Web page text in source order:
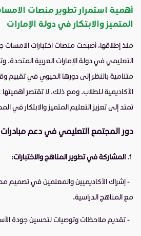
أهمية استمرار تطوير منصات
المتميز والابتكار في دولة الإمارات
منذ إطلاقها، أصبحت منصات اختبارات الامسات
التعليمي في دولة الإمارات العربية
متنامية بالنظر إلى دورها الحيوي في تقييم
الأكاديمية للطلاب. ومع ذلك، لا تقتصر
تمتد إلى تعزيز التعليم المتميز والابتكار في
دور المجتمع التعليمي في دعم
المشاركة في تطوير المناهج والاختبارات:
- إشراك الأكاديميين والمعلمين في تصميم
مع المناهج الدراسية.
- تقديم ملاحظات وتوصيات لتحسين جودة